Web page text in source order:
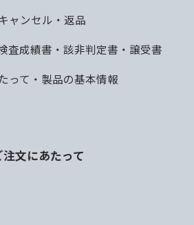
ャンセル・返品
査成績書・該非判定書・譲受書
って・製品の基本情報
文にあたって